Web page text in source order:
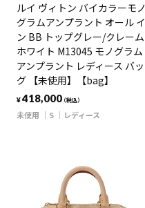
ルイ ヴィトン バイカラーモノ
グラムアンプラント オール イ
ン BB トップグレー/クレーム
ホワイト M13045 モノグラム
アンプラント レディース バッ
グ 【未使用】【bag】
¥418,000（税込）
未使用 S レディース